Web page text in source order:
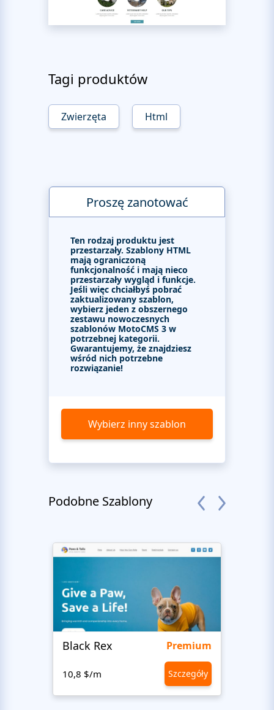
Tagi produktów
Zwierzęta Html
Proszę zanotować
Ten rodzaj produktu jest
przestarzały. Szablony HTML
mają ograniczoną
funkcjonalność i mają nieco
przestarzały wygląd i funkcje.
Jeśli więc chciałbyś pobrać
zaktualizowany szablon,
wybierz jeden z obszernego
zestawu nowoczesnych
szablonów MotoCMS 3 w
potrzebnej kategorii.
Gwarantujemy, że znajdziesz
wśród nich potrzebne
rozwiązanie!
Wybierz inny szablon
Podobne Szablony
Black Rex Premium
10,8 $/m Szczegóły